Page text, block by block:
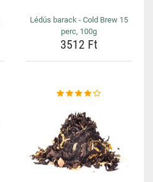
Lédús barack - Cold Brew 15
perc, 100g
3512 Ft